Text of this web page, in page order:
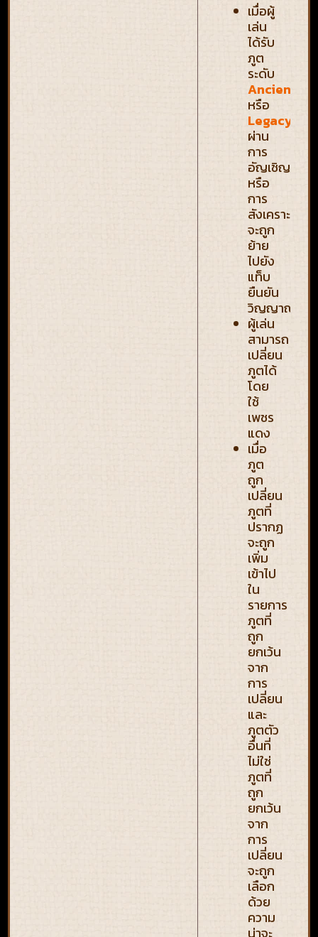
เมื่อผู้
เล่น
ได้รับ
ภูต
ระดับ
Ancient
หรือ
Legacy
ผ่าน
การ
อัญเชิญ
หรือ
การ
สังเคราะห์
จะถูก
ย้าย
ไปยัง
แท็บ
ยืนยัน
วิญญาณ
ผู้เล่น
สามารถ
เปลี่ยน
ภูตได้
โดย
ใช้
เพชร
แดง
เมื่อ
ภูต
ถูก
เปลี่ยน
ภูตที่
ปรากฏ
จะถูก
เพิ่ม
เข้าไป
ใน
รายการ
ภูตที่
ถูก
ยกเว้น
จาก
การ
เปลี่ยน
และ
ภูตตัว
อื่นที่
ไม่ใช่
ภูตที่
ถูก
ยกเว้น
จาก
การ
เปลี่ยน
จะถูก
เลือก
ด้วย
ความ
น่าจะ